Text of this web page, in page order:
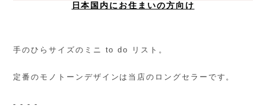
日本国内にお住まいの方向け
手のひらサイズのミニ to do リスト。
定番のモノトーンデザインは当店のロングセラーです。
- - - -